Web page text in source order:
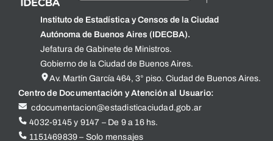
Instituto de Estadística y Censos de la Ciudad
Autónoma de Buenos Aires (IDECBA).
Jefatura de Gabinete de Ministros.
Gobierno de la Ciudad de Buenos Aires.
Av. Martín García 464, 3° piso. Ciudad de Buenos Aires.
Centro de Documentación y Atención al Usuario:
cdocumentacion@estadisticaciudad.gob.ar
4032-9145 y 9147 – De 9 a 16 hs.
1151469839 – Solo mensajes